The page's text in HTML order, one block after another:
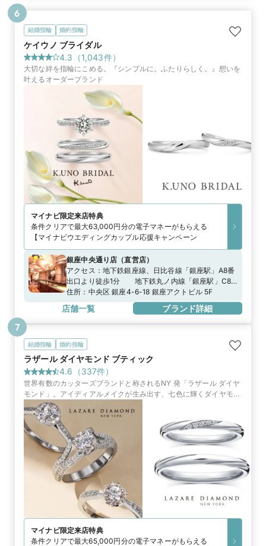
結婚指輪 婚約指輪
ケイウノ ブライダル
4.3 （1,043件）
大切な絆を指輪にこめる。『シンプルに。ふたりらしく。』想いを
叶えるオーダーブランド
マイナビ限定来店特典
条件クリアで最大63,000円分の電子マネーがもらえる
【マイナビウエディングカップル応援キャンペーン
銀座中央通り店 （直営店）
アクセス： 地下鉄銀座線、日比谷線「銀座駅」A8番
出口より徒歩1分 地下鉄丸ノ内線「銀座駅」C8
番出口より徒歩2分
住所： 中央区 銀座4-6-18 銀座アクトビル 5F
店舗一覧 ブランド詳細
6
結婚指輪 婚約指輪
ラザール ダイヤモンド ブティック
4.6 （337件）
世界有数のカッターズブランドと称されるNY 発「ラザール ダイヤ
モンド」。アイディアルメイクが生み出す、七色に輝くダイヤモン
ドは、最高峰を求める人々に選ばれています。
マイナビ限定来店特典
条件クリアで最大65,000円分の電子マネーがもらえる
7